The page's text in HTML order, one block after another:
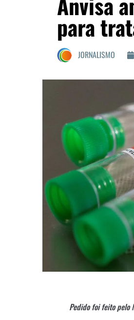
para
JORNALISMO
Pedido foi feito pelo